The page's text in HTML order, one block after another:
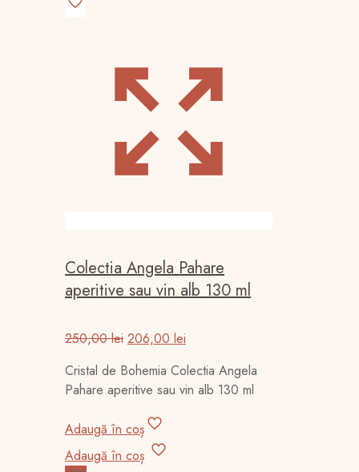
Colectia Angela Pahare
aperitive sau vin alb 130 ml
250,00lei Prețul
a
fost:
250,00 lei.
206,00 lei
este:
206,00 lei.
Cristal de Bohemia Colectia Angela
Pahare aperitive sau vin alb 130 ml
Adaugă în coș
Adaugă în coș